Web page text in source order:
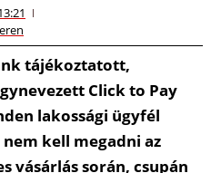
tájékoztatott,
Click to Pay
lakossági ügyfél
kell megadni az
vásárlás során, csupán